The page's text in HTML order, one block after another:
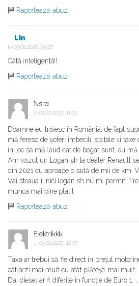
Raportează abuz
Lin
la 09.02.2025, 09:27
Câtā inteligentā!!
Raportează abuz
Nsrei
la 09.02.2025, 11:55
Doamne eu trăiesc în România, de fapt
mă feresc de șoferi imbecili, spitale și taxe
in loc sa mă laud cat de bogat sunt, eu
Am văzut un Logan sh la dealer Renault
din 2021 cu aproape o sută de mii de km.
Vai steaua i, nici logan sh nu mi permit.
munca mai bine platit
Raportează abuz
Elektrikkk
la 09.02.2025, 12:07
Taxa ar trebui să fie direct în preţul
cât arzi mai mult cu atât plătești mai mult.
Da, diesel ar fi diferite în funcţie de Euro 1,